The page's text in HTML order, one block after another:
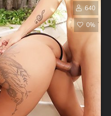
640
0%